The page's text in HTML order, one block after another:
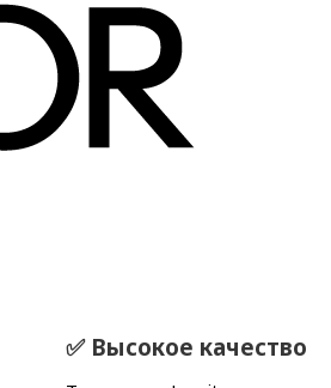
✅ Высокое качество